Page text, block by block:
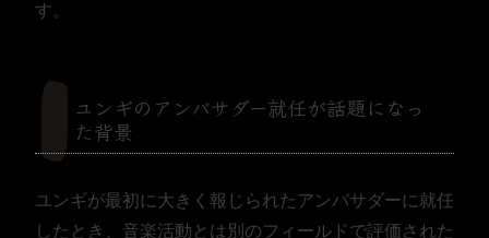
す。
ユンギのアンバサダー就任が話題になっ
た背景
ユンギが最初に大きく報じられたアンバサダーに就任
したとき、音楽活動とは別のフィールドで評価された